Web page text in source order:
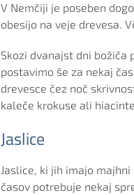
V Nemčiji je poseben
obesijo na veje drevesa.
Skozi dvanajst dni
postavimo še za nekaj
drevesce čez noč
kaleče krokuse ali
Jaslice
Jaslice, ki jih imajo
časov potrebuje nekaj